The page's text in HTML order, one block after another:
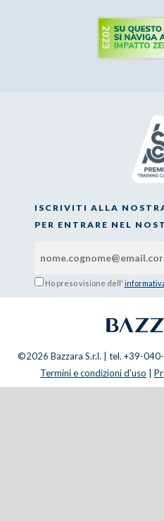
ISCRIVITI ALLA
PER ENTRARE NEL
Ho preso visione dell'
©2026 Bazzara S.r.l. | tel. +39-
Termini e condizioni d'uso |